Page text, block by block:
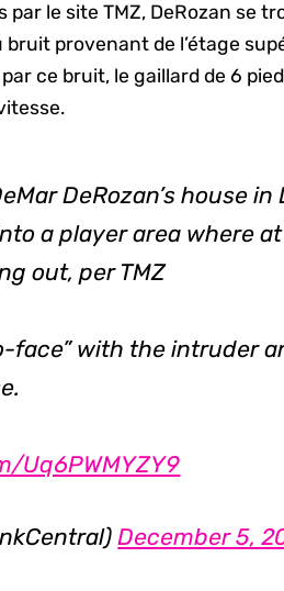
le site TMZ, DeRozan se
provenant de l’étage
ce bruit, le gaillard de 6
DeRozan’s house in
a player area where
out, per TMZ
face” with the intruder
Uq6PWMYZY9
December 5,